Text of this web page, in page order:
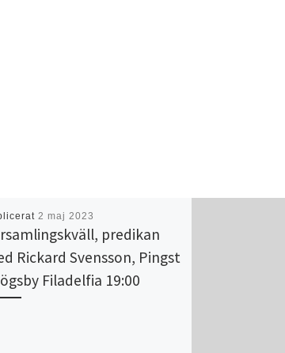
2 maj 2023
predikan
Rickard Svensson, Pingst
Filadelfia 19:00